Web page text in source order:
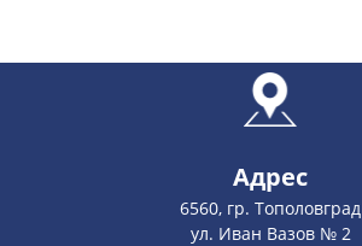
Адрес
6560, гр. Тополовград
ул. Иван Вазов № 2